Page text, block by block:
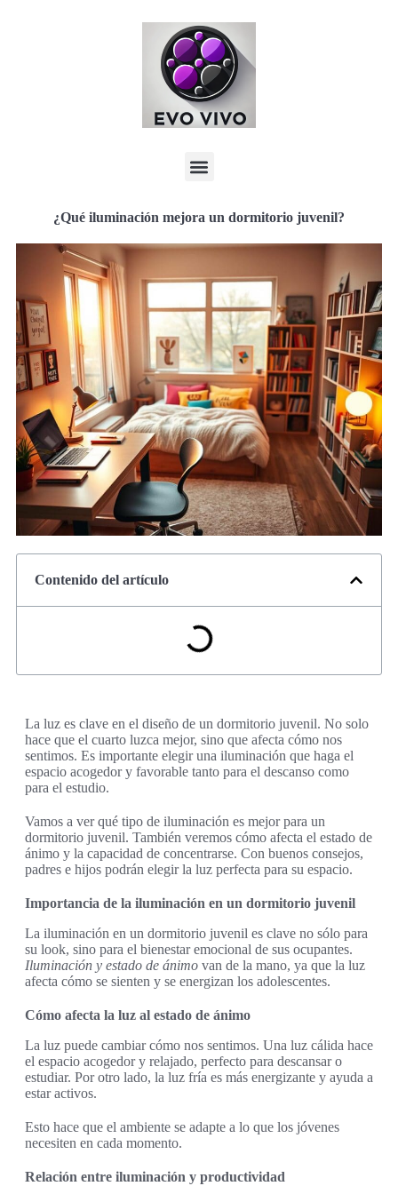
¿Qué iluminación mejora un dormitorio juvenil?
Contenido del artículo
La luz es clave en el diseño de un dormitorio juvenil. No solo
hace que el cuarto luzca mejor, sino que afecta cómo nos
sentimos. Es importante elegir una iluminación que haga el
espacio acogedor y favorable tanto para el descanso como
para el estudio.
Vamos a ver qué tipo de iluminación es mejor para un
dormitorio juvenil. También veremos cómo afecta el estado de
ánimo y la capacidad de concentrarse. Con buenos consejos,
padres e hijos podrán elegir la luz perfecta para su espacio.
Importancia de la iluminación en un dormitorio juvenil
La iluminación en un dormitorio juvenil es clave no sólo para
su look, sino para el bienestar emocional de sus ocupantes.
Iluminación y estado de ánimo van de la mano, ya que la luz
afecta cómo se sienten y se energizan los adolescentes.
Cómo afecta la luz al estado de ánimo
La luz puede cambiar cómo nos sentimos. Una luz cálida hace
el espacio acogedor y relajado, perfecto para descansar o
estudiar. Por otro lado, la luz fría es más energizante y ayuda a
estar activos.
Esto hace que el ambiente se adapte a lo que los jóvenes
necesiten en cada momento.
Relación entre iluminación y productividad